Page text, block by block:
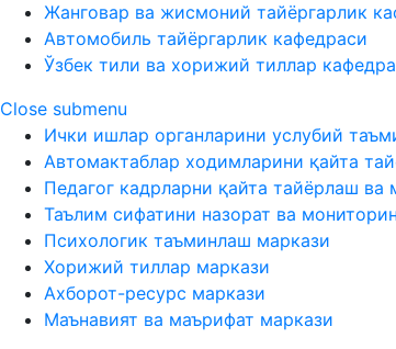
Жанговар ва жисмоний тайёргарлик
Автомобиль тайёргарлик кафедраси
Ўзбек тили ва хорижий тиллар
Close submenu
Ички ишлар органларини услубий
Автомактаблар ходимларини қайта
Педагог кадрларни қайта тайёрлаш
Таълим сифатини назорат ва
Психологик таъминлаш маркази
Хорижий тиллар маркази
Ахборот-ресурс маркази
Маънавият ва маърифат маркази